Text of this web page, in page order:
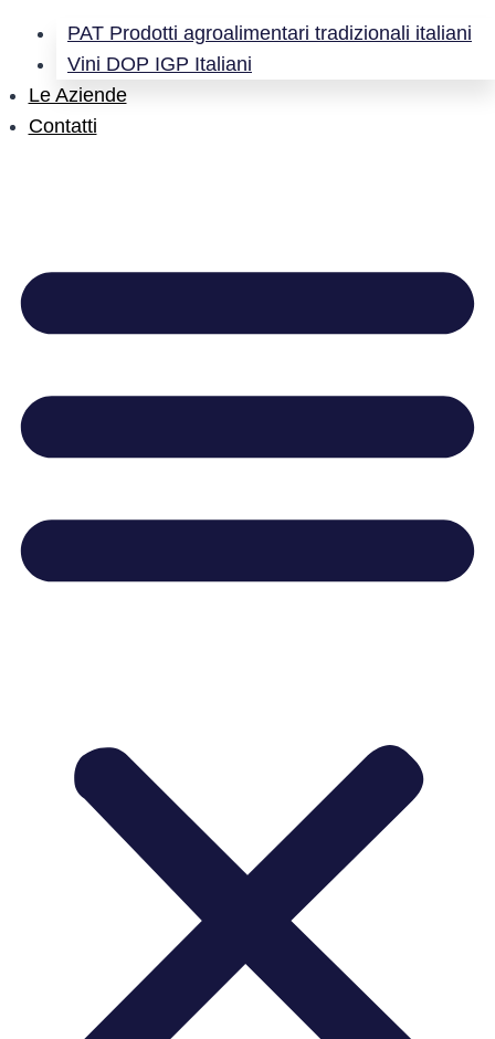
PAT Prodotti agroalimentari tradizionali italiani
Vini DOP IGP Italiani
Le Aziende
Contatti